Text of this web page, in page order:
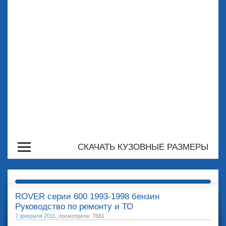
СКАЧАТЬ КУЗОВНЫЕ РАЗМЕРЫ
ROVER серии 600 1993-1998 бензин
Руководство по ремонту и ТО
7 февраля 2011 , посмотрело: 7681